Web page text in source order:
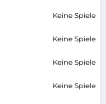
Keine Spiele
Keine Spiele
Keine Spiele
Keine Spiele